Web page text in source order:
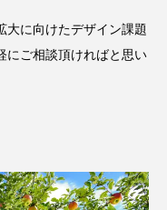
大に向けたデザイン課題
にご相談頂ければと思い